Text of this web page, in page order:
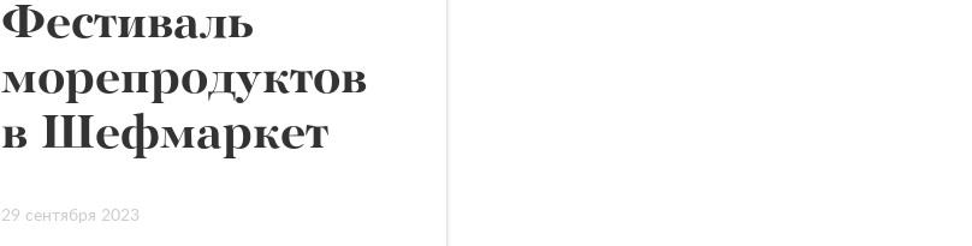
Фестиваль
морепродуктов
в Шефмаркет
29 сентября 2023